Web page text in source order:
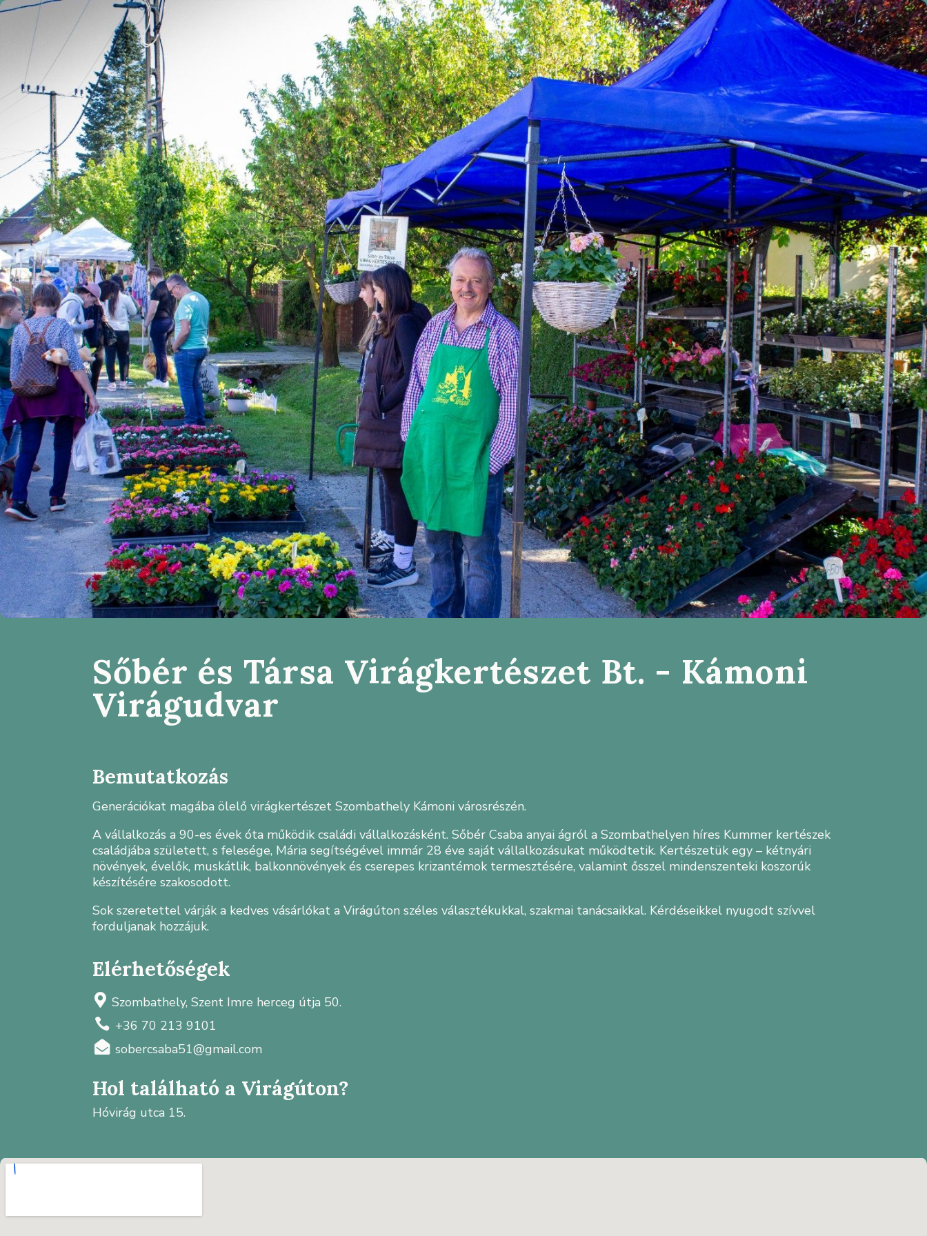
Sőbér és Társa Virágkertészet Bt. - Kámoni
Virágudvar
Bemutatkozás
Generációkat magába ölelő virágkertészet Szombathely Kámoni városrészén.
A vállalkozás a 90-es évek óta működik családi vállalkozásként. Sőbér Csaba anyai ágról a Szombathelyen híres Kummer kertészek
családjába született, s felesége, Mária segítségével immár 28 éve saját vállalkozásukat működtetik. Kertészetük egy – kétnyári
növények, évelők, muskátlik, balkonnövények és cserepes krizantémok termesztésére, valamint ősszel mindenszenteki koszorúk
készítésére szakosodott.
Sok szeretettel várják a kedves vásárlókat a Virágúton széles választékukkal, szakmai tanácsaikkal. Kérdéseikkel nyugodt szívvel
forduljanak hozzájuk.
Elérhetőségek
 Szombathely, Szent Imre herceg útja 50.
 +36 70 213 9101
 sobercsaba51@gmail.com
Hol található a Virágúton?
Hóvirág utca 15.